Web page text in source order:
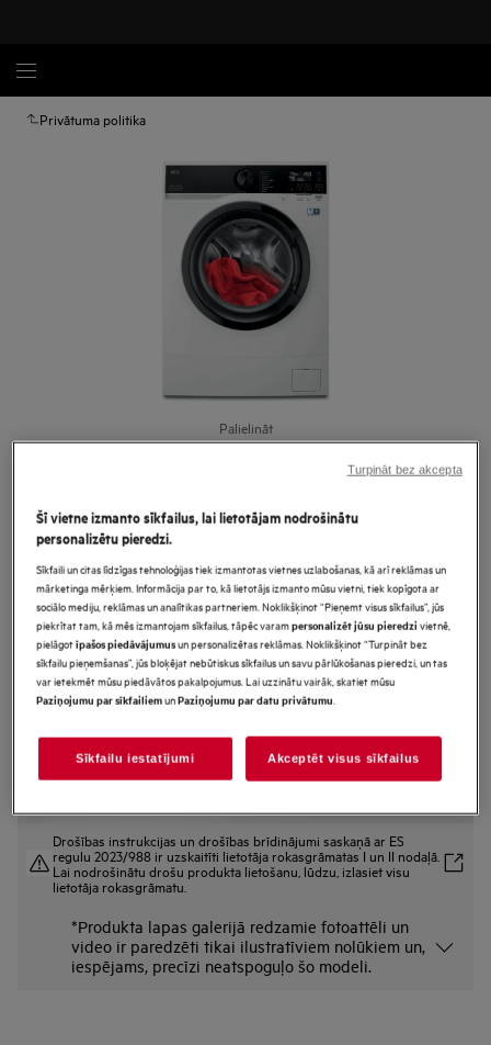
Privātuma politika
Palielināt
LSR6E27DE
Veļasmašīna 6000.sērija ar
ProSense® 7 kg
Ražojuma informācijas lapa
Priekšrocības
AEG 6000. sērijas šaurā veļas mašīna ar ProSense technology® ietaupa
vietu, neatsakoties no veļas kopšanas funkcijām un ietilpības.
Higiēnas programma ar tvaiku likvidē apģērbā esošās baktērijas.*
Drošības instrukcijas un drošības brīdinājumi saskaņā ar ES
regulu 2023/988 ir uzskaitīti lietotāja rokasgrāmatas I un II nodaļā.
Lai nodrošinātu drošu produkta lietošanu, lūdzu, izlasiet visu
lietotāja rokasgrāmatu.
*Produkta lapas galerijā redzamie fotoattēli un
video ir paredzēti tikai ilustratīviem nolūkiem un,
iespējams, precīzi neatspoguļo šo modeli.
Šī vietne izmanto sīkfailus, lai lietotājam nodrošinātu
personalizētu pieredzi.
Sīkfaili un citas līdzīgas tehnoloģijas tiek izmantotas vietnes uzlabošanas, kā arī reklāmas un
mārketinga mērķiem. Informācija par to, kā lietotājs izmanto mūsu vietni, tiek kopīgota ar
sociālo mediju, reklāmas un analītikas partneriem. Noklikšķinot “Pieņemt visus sīkfailus”, jūs
piekrītat tam, kā mēs izmantojam sīkfailus, tāpēc varampersonalizēt jūsu pieredzivietnē,
pielāgotīpašos piedāvājumusun personalizētas reklāmas. Noklikšķinot “Turpināt bez
sīkfailu pieņemšanas”, jūs bloķējat nebūtiskus sīkfailus un savu pārlūkošanas pieredzi, un tas
var ietekmēt mūsu piedāvātos pakalpojumus. Lai uzzinātu vairāk, skatiet mūsu
Paziņojumu par sīkfailiemunPaziņojumu par datu privātumu.
Sīkfailu iestatījumi Akceptēt visus sīkfailus
Turpināt bez akcepta